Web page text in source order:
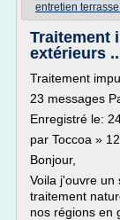
entretien
Traitement
extérieurs
Traitement
23 messages
Enregistré le:
par Toccoa »
Bonjour,
Voila j'ouvre un
traitement
nos régions en